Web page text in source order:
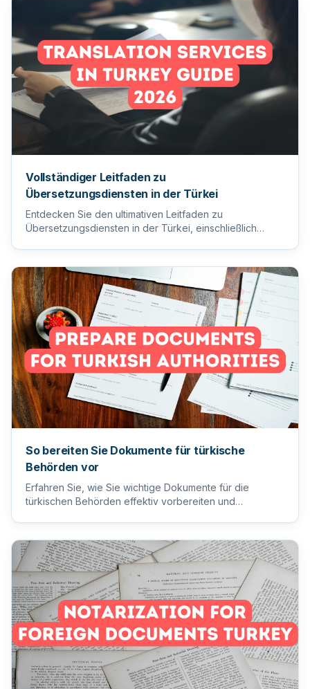
Vollständiger Leitfaden zu
Übersetzungsdiensten in der Türkei
Entdecken Sie den ultimativen Leitfaden zu
Übersetzungsdiensten in der Türkei, einschließlich
So bereiten Sie Dokumente für türkische
Behörden vor
Erfahren Sie, wie Sie wichtige Dokumente für die
türkischen Behörden effektiv vorbereiten und